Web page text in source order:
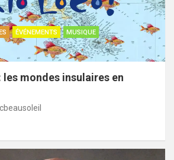
ÉVÉNEMENTS MUSIQUE
les mondes insulaires en
cbeausoleil